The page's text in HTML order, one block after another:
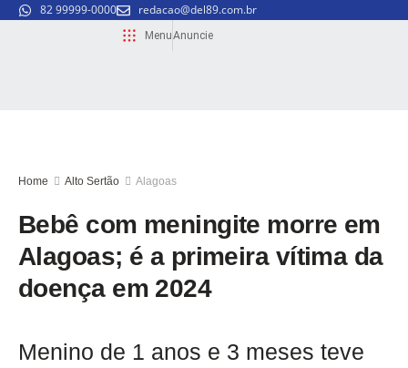
82 99999-0000 redacao@del89.com.br
MenuAnuncie
Home Alto Sertão Alagoas
Bebê com meningite morre em
Alagoas; é a primeira vítima da
doença em 2024
Menino de 1 anos e 3 meses teve